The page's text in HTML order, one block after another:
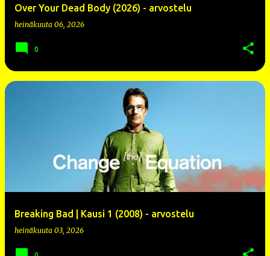
Over Your Dead Body (2026) - arvostelu
heinäkuuta 06, 2026
0
Breaking Bad | Kausi 1 (2008) - arvostelu
heinäkuuta 03, 2026